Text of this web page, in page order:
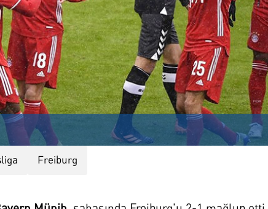
Freiburg